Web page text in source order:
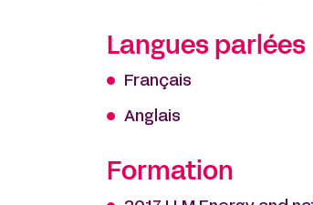
Langues parlées
Français
Anglais
Formation